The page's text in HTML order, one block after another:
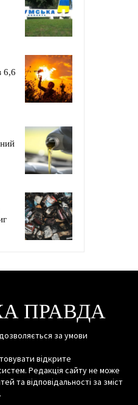
6,6
ПРАВДА
за умови
відкрите
Редакція сайту не може
та відповідальності за зміст